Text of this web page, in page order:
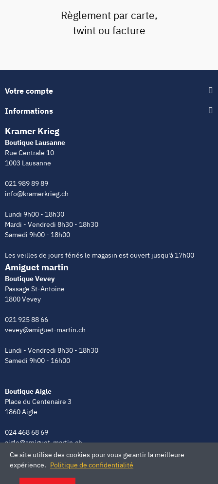
Règlement par carte,
twint ou facture
Votre compte
Informations
Kramer Krieg
Boutique Lausanne
Rue Centrale 10
1003 Lausanne
021 989 89 89
info@kramerkrieg.ch
Lundi 9h00 - 18h30
Mardi - Vendredi 8h30 - 18h30
Samedi 9h00 - 18h00
Les veilles de jours fériés le magasin est ouvert jusqu'à 17h00
Amiguet martin
Boutique Vevey
Passage St-Antoine
1800 Vevey
021 925 88 66
vevey@amiguet-martin.ch
Lundi - Vendredi 8h30 - 18h30
Samedi 9h00 - 16h00
Boutique Aigle
Place du Centenaire 3
1860 Aigle
024 468 68 69
aigle@amiguet-martin.ch
Lundi - Vendredi 8h00 - 12h00 | 13h30 - 18h30
Ce site utilise des cookies pour vous garantir la meilleure
expérience. Politique de confidentialité